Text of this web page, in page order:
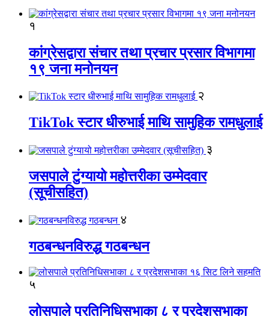
१
कांग्रेसद्वारा संचार तथा प्रचार प्रसार विभागमा
१९ जना मनोनयन
२
TikTok स्टार धीरुभाई माथि सामुहिक रामधुलाई
३
जसपाले टुंग्यायो महोत्तरीका उम्मेदवार
(सूचीसहित)
४
गठबन्धनविरुद्ध गठबन्धन
५
लोसपाले प्रतिनिधिसभाका ८ र प्रदेशसभाका